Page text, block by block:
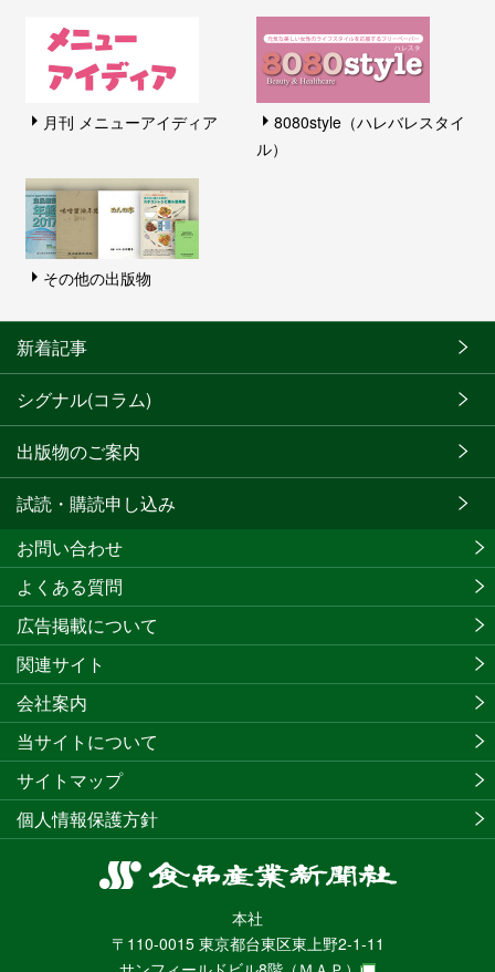
月刊 メニューアイディア
8080style（ハレバレスタイ
ル）
その他の出版物
新着記事
シグナル(コラム)
出版物のご案内
試読・購読申し込み
食
産
業
本社
〒110-0015 東京都台東区東上野2-1-11
お問い合わせ
よくある質問
広告掲載について
関連サイト
会社案内
当サイトについて
サイトマップ
個人情報保護方針